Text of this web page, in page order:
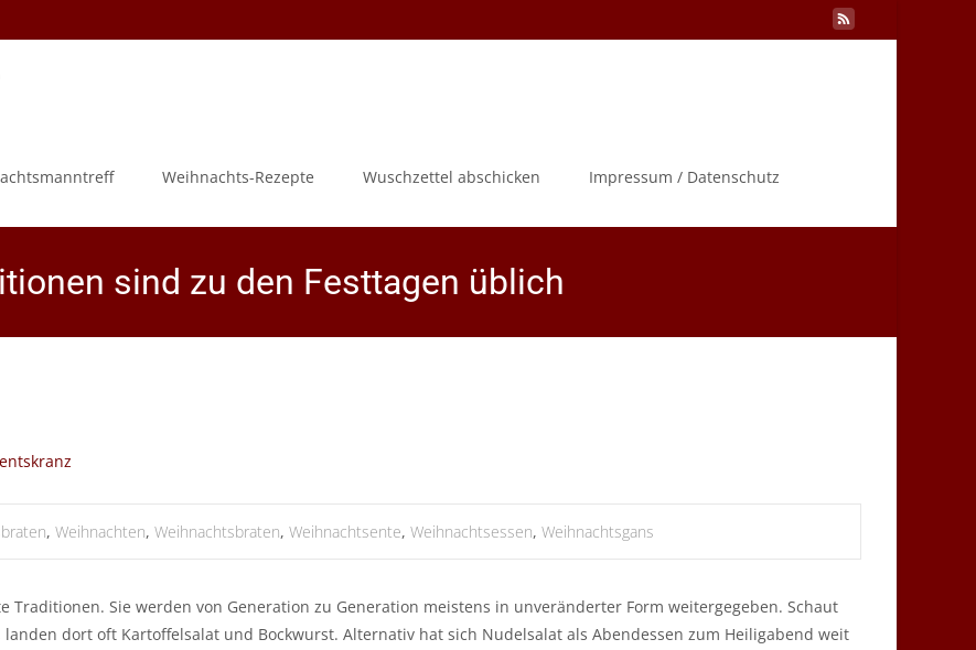
Weihnachts-Rezepte Wuschzettel abschicken Impressum / Datenschutz
sind zu den Festtagen üblich
, Weihnachten, Weihnachtsbraten, Weihnachtsente, Weihnachtsessen, Weihnachtsgans
Traditionen. Sie werden von Generation zu Generation meistens in unveränderter Form weitergegeben. Schaut
dort oft Kartoffelsalat und Bockwurst. Alternativ hat sich Nudelsalat als Abendessen zum Heiligabend weit